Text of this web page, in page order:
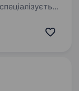
та ягід.